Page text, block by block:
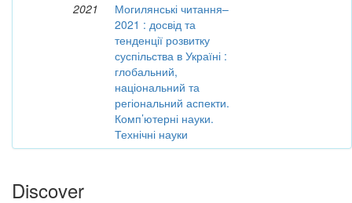
2021
Могилянські читання–
2021 : досвід та
тенденції розвитку
суспільства в Україні :
глобальний,
національний та
регіональний аспекти.
Комп’ютерні науки.
Технічні науки
Discover